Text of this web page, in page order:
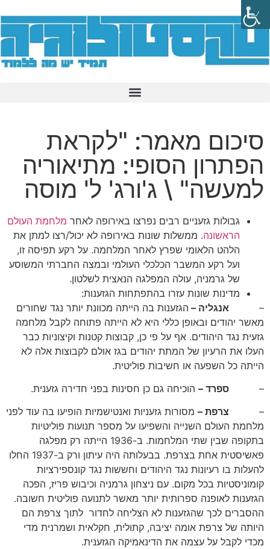
סיכום מאמר: "לקראת
הפתרון הסופי: מתיאוריה
למעשה" \ ג'ורג' ל' מוסה
גבולות גזעניים רבים נפרצו באירופה לאחר מלחמת העולם
הראשונה. ממשלות שונות באירופה לא יכול/רצו למתן את
הלהט הלאומי שפרץ לאחר המלחמה. על רקע תפיסה זו,
ועל רקע המשבר הכלכלי העולמי ובמצה החברתי המשוסע
של גרמניה, עולה המפלגה הנאצית לשלטון.
מדינות שונות עזרו בהתפתחות הגזענות:
– אנגליה – הגזענות בה הייתה מכוונת יותר נגד שחורים
מאשר יהודים ובאופן כללי היא לא הייתה פתוחה לקבל מלחמה
גזעית נגד היהודים. אף על פי כן, קבוצות קטנות וקיצוניות כבר
העלו את הרעיון של המתת יהודים בגז אולם לקבוצות אלה לא
הייתה כל השפעה או חשיבות פוליטית.
– ספרד – הוכיחה גם כן חסינות בפני חדירה גזענית.
– צרפת – מסורות גזעניות ואנטישמיות הופיעו בה עוד לפני
מלחמת העולם השנייה והשפיעו על מספר תנועות פוליטיות
בתקופה שבין שתי המלחמות. ב-1936 הייתה רק מפלגה
פאשיסטית אחת בצרפת. בבעלותה היה עיתון ורק ב-1937 החלו
להעלות בו רעיונות נגד היהודים וחששות נגד קונספירציות
קומוניסטיות בכל מקום. עם ניצחון גרמניה וכיבוש פריז, הפכה
הגזענות לאופנה ספרותית יותר מאשר לתנועה פוליטית חשובה.
ההסברים לכך שהגזענות לא הצליחה לחדור לתוך צרפת הם
היותה של צרפת אומה יציבה, קתולית, חקלאית ושמרנית מדי
מכדי לקבל על עצמה את הדינאמיקה הגזענית.